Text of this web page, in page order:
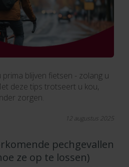
blijven fietsen - zolang u
deze tips trotseert u kou,
zorgen.
12 augustus 2025
pechgevallen
ze op te lossen)